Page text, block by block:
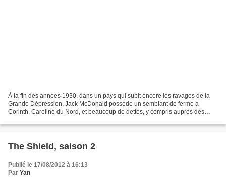
À la fin des années 1930, dans un pays qui subit encore les ravages de la
Grande Dépression, Jack McDonald possède un semblant de ferme à
Corinth, Caroline du Nord, et beaucoup de dettes, y compris auprès des
The Shield, saison 2
Publié le 17/08/2012 à 16:13
Par Yan